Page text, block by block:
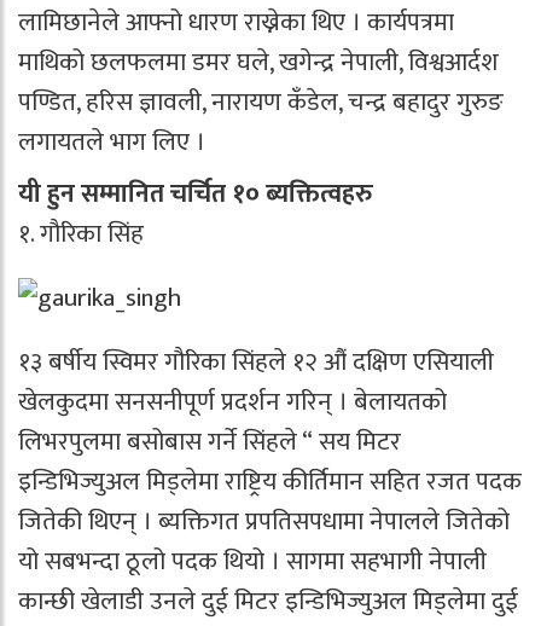
लामिछानेले आफ्नो धारण राख्नेका थिए । कार्यपत्रमा
माथिको छलफलमा डमर घले, खगेन्द्र नेपाली, विश्वआर्दश
पण्डित, हरिस ज्ञावली, नारायण कँडेल, चन्द्र बहादुर गुरुङ
लगायतले भाग लिए ।
यी हुन सम्मानित चर्चित १० ब्यक्तित्वहरु
१. गौरिका सिंह
१३ बर्षीय स्विमर गौरिका सिंहले १२ औं दक्षिण एसियाली
खेलकुदमा सनसनीपूर्ण प्रदर्शन गरिन् । बेलायतको
लिभरपुलमा बसोबास गर्ने सिंहले “ सय मिटर
इन्डिभिज्युअल मिड्लेमा राष्ट्रिय कीर्तिमान सहित रजत पदक
जितेकी थिएन् । ब्यक्तिगत प्रपतिसपधामा नेपालले जितेको
यो सबभन्दा ठूलो पदक थियो । सागमा सहभागी नेपाली
कान्छी खेलाडी उनले दुई मिटर इन्डिभिज्युअल मिड्लेमा दुई